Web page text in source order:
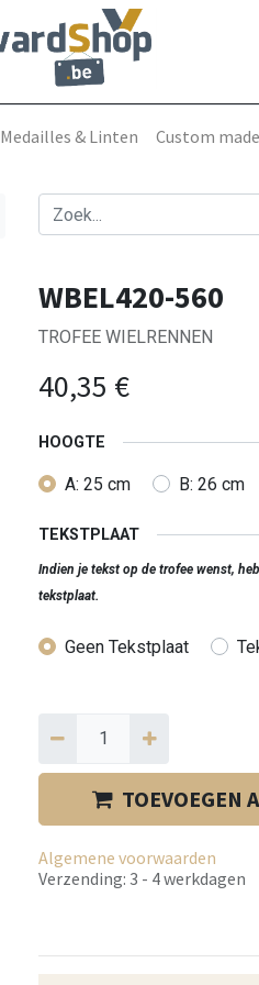
Medailles & Linten Custom made
WBEL420-560
TROFEE WIELRENNEN
40,35 €
HOOGTE
A: 25 cm B: 26 cm
TEKSTPLAAT
Indien je tekst op de trofee wenst,
tekstplaat.
Geen Tekstplaat
TOEVOEGEN
Algemene voorwaarden
Verzending: 3 - 4 werkdagen